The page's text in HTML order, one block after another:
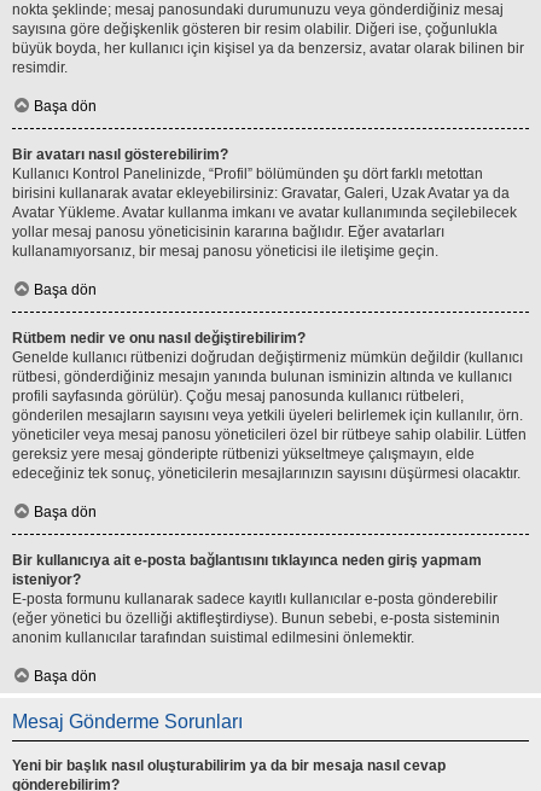
nokta şeklinde; mesaj panosundaki durumunuzu veya gönderdiğiniz mesaj
sayısına göre değişkenlik gösteren bir resim olabilir. Diğeri ise, çoğunlukla
büyük boyda, her kullanıcı için kişisel ya da benzersiz, avatar olarak bilinen bir
resimdir.
Başa dön
Bir avatarı nasıl gösterebilirim?
Kullanıcı Kontrol Panelinizde, “Profil” bölümünden şu dört farklı metottan
birisini kullanarak avatar ekleyebilirsiniz: Gravatar, Galeri, Uzak Avatar ya da
Avatar Yükleme. Avatar kullanma imkanı ve avatar kullanımında seçilebilecek
yollar mesaj panosu yöneticisinin kararına bağlıdır. Eğer avatarları
kullanamıyorsanız, bir mesaj panosu yöneticisi ile iletişime geçin.
Başa dön
Rütbem nedir ve onu nasıl değiştirebilirim?
Genelde kullanıcı rütbenizi doğrudan değiştirmeniz mümkün değildir (kullanıcı
rütbesi, gönderdiğiniz mesajın yanında bulunan isminizin altında ve kullanıcı
profili sayfasında görülür). Çoğu mesaj panosunda kullanıcı rütbeleri,
gönderilen mesajların sayısını veya yetkili üyeleri belirlemek için kullanılır, örn.
yöneticiler veya mesaj panosu yöneticileri özel bir rütbeye sahip olabilir. Lütfen
gereksiz yere mesaj gönderipte rütbenizi yükseltmeye çalışmayın, elde
edeceğiniz tek sonuç, yöneticilerin mesajlarınızın sayısını düşürmesi olacaktır.
Başa dön
Bir kullanıcıya ait e-posta bağlantısını tıklayınca neden giriş yapmam
isteniyor?
E-posta formunu kullanarak sadece kayıtlı kullanıcılar e-posta gönderebilir
(eğer yönetici bu özelliği aktifleştirdiyse). Bunun sebebi, e-posta sisteminin
anonim kullanıcılar tarafından suistimal edilmesini önlemektir.
Başa dön
Mesaj Gönderme Sorunları
Yeni bir başlık nasıl oluşturabilirim ya da bir mesaja nasıl cevap
gönderebilirim?